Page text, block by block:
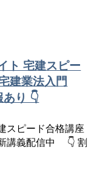
ト 宅建スピー
建業法入門
り 👇
スピード合格講座
講義配信中 👇 割